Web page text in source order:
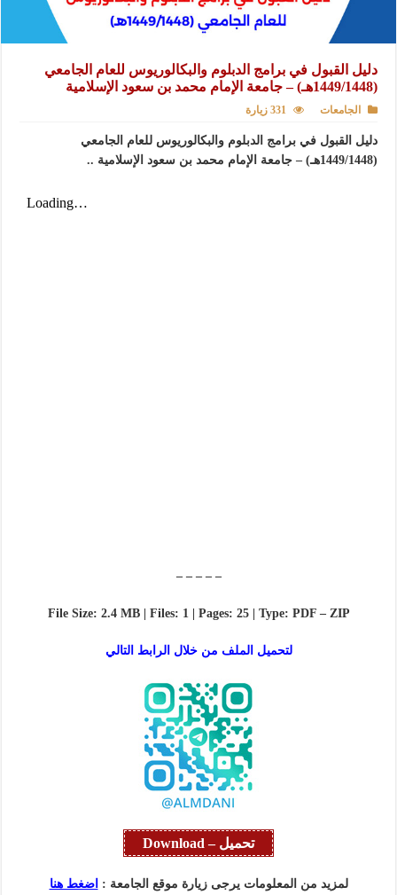
دليل القبول في برامج الدبلوم والبكالوريوس للعام الجامعي
(1449/1448هـ) – جامعة الإمام محمد بن سعود الإسلامية
الجامعات 331 زيارة
دليل القبول في برامج الدبلوم والبكالوريوس للعام الجامعي
(1449/1448هـ) – جامعة الإمام محمد بن سعود الإسلامية ..
– – – – –
File Size: 2.4 MB | Files: 1 | Pages: 25 | Type: PDF – ZIP
لتحميل الملف من خلال الرابط التالي
تحميل – Download
لمزيد من المعلومات يرجى زيارة موقع الجامعة : اضغط هنا